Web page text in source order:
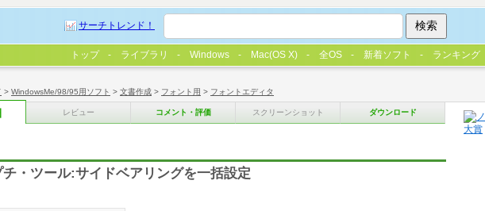
> WindowsMe/98/95用ソフト > 文書作成 > フォント用 > フォントエディタ
レビュー コメント・評価 スクリーンショット ダウンロード
・ツール:サイドベアリングを一括設定
サーチトレンド！
トップ ライブラリ Windows Mac(OS X) 全OS 新着ソフト ランキング